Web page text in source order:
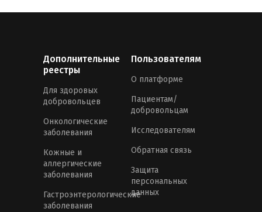
Дополнительные
реестры
Для здоровых
добровольцев
Онкологические
заболевания
Кожные и
аллергические
заболевания
Гастроэнтерологические
заболевания
Пользователям
О платформе
Пациентам/
добровольцам
Исследователям
Обратная связь
Защита
персональных
данных